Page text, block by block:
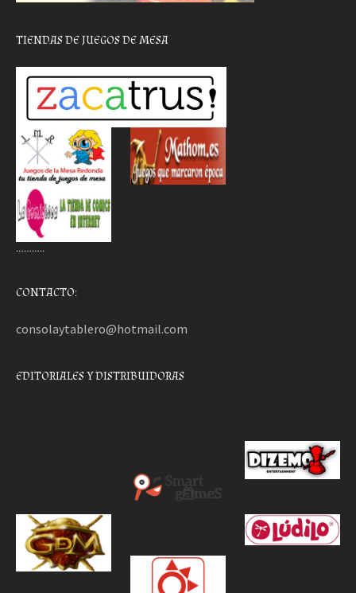
TIENDAS DE JUEGOS DE MESA
………..
CONTACTO:
consolaytablero@hotmail.com
EDITORIALES Y DISTRIBUIDORAS